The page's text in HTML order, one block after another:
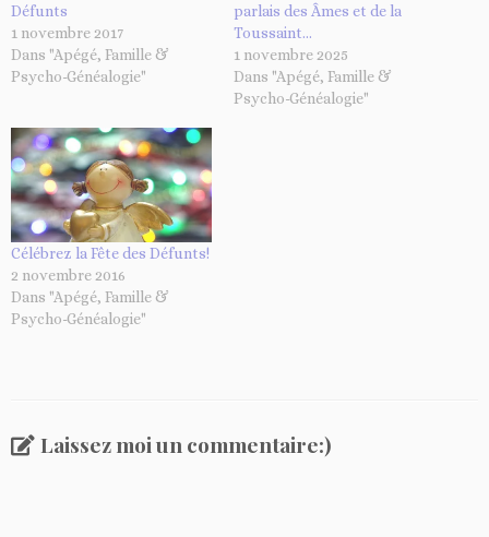
Défunts
1 novembre 2017
Dans "Apégé, Famille &
Psycho-Généalogie"
parlais des Âmes et de la
Toussaint…
1 novembre 2025
Dans "Apégé, Famille &
Psycho-Généalogie"
Célébrez la Fête des Défunts!
2 novembre 2016
Dans "Apégé, Famille &
Psycho-Généalogie"
Laissez moi un commentaire:)